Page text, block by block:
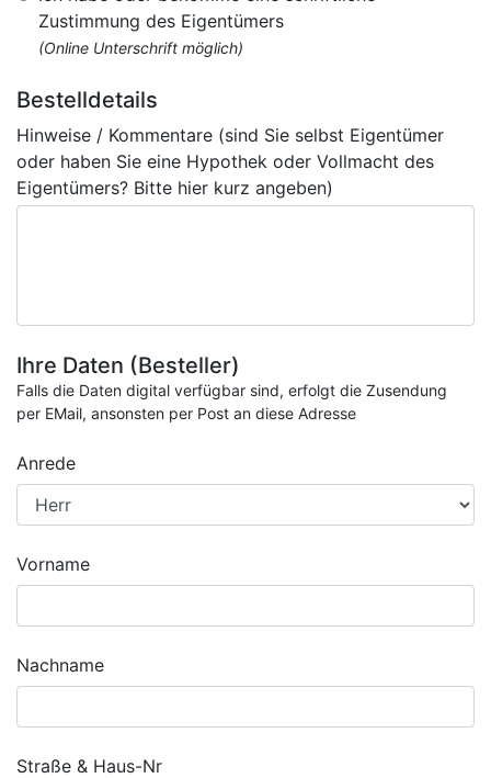
Zustimmung des Eigentümers
(Online Unterschrift möglich)
Bestelldetails
Hinweise / Kommentare (sind Sie selbst Eigentümer
oder haben Sie eine Hypothek oder Vollmacht des
Eigentümers? Bitte hier kurz angeben)
Ihre Daten (Besteller)
Falls die Daten digital verfügbar sind, erfolgt die Zusendung
per EMail, ansonsten per Post an diese Adresse
Anrede
Vorname
Nachname
Straße & Haus-Nr